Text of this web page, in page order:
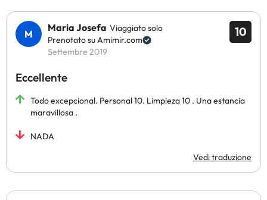
10
Maria Josefa Viaggiato solo
Prenotato su Amimir.com
Settembre 2019
Eccellente
Todo excepcional. Personal 10. Limpieza 10 . Una estancia
maravillosa .
NADA
Vedi traduzione